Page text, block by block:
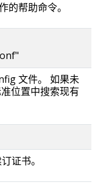
帮助命令。
文件。 如果未
位置中搜索现有
证书。